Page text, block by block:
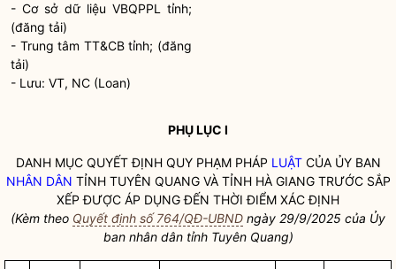
- Cơ sở dữ liệu VBQPPL tỉnh;
(đăng tải)
- Trung tâm TT&CB tỉnh; (đăng
tải)
- Lưu: VT, NC (Loan)
PHỤ LỤC I
DANH MỤC QUYẾT ĐỊNH QUY PHẠM PHÁP LUẬTCỦA ỦY BAN
NHÂN DÂN TỈNH TUYÊN QUANG VÀ TỈNH HÀ GIANG TRƯỚC SẮP
XẾP ĐƯỢC ÁP DỤNG ĐẾN THỜI ĐIỂM XÁC ĐỊNH
(Kèm theo Quyết định số 764/QĐ-UBND ngày 29/9/2025 của Ủy
ban nhân dântỉnh Tuyên Quang)